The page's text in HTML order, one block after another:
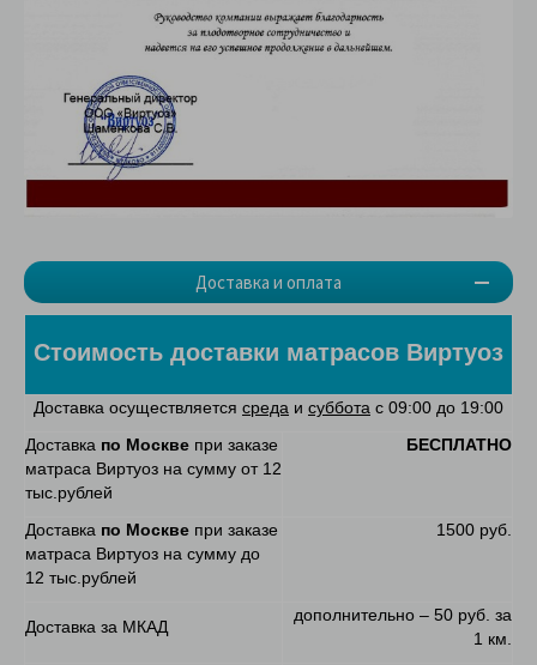
Доставка и оплата
Стоимость доставки матрасов Виртуоз
Доставка осуществляется среда и суббота с 09:00 до 19:00
Доставка по Москве при заказе
матраса Виртуоз на сумму от 12
тыс.рублей
БЕСПЛАТНО
Доставка по Москве при заказе
матраса Виртуоз на сумму до
12 тыс.рублей
1500 руб.
Доставка за МКАД
дополнительно – 50 руб. за
1 км.